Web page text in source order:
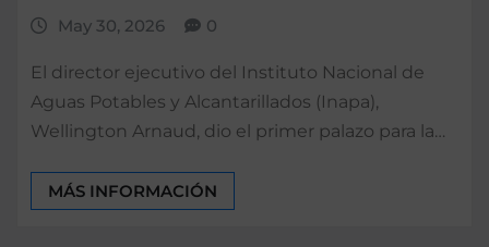
May 30, 2026 0
El director ejecutivo del Instituto Nacional de
Aguas Potables y Alcantarillados (Inapa),
Wellington Arnaud, dio el primer palazo para la…
MÁS INFORMACIÓN